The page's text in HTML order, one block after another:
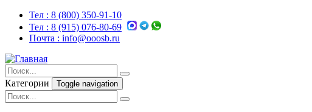
Тел : 8 (800) 350-91-10
Тел : 8 (915) 076-80-69
Почта : info@ooosb.ru
Категории Toggle navigation